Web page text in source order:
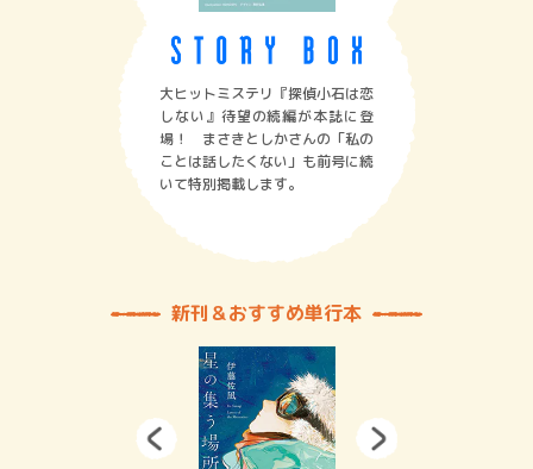
大ヒットミステリ『探偵小石は恋
しない』待望の続編が本誌に登
場！ まさきとしかさんの「私の
ことは話したくない」も前号に続
いて特別掲載します。
新刊＆おすすめ単行本